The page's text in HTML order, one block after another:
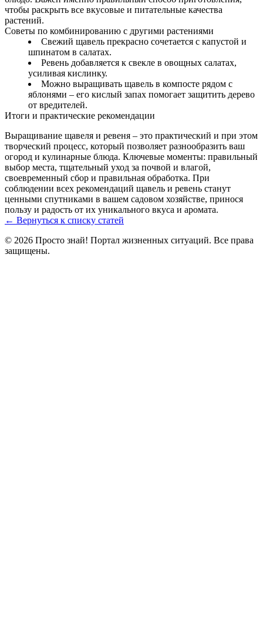
чтобы раскрыть все вкусовые и питательные качества
растений.
Советы по комбинированию с другими растениями
Свежий щавель прекрасно сочетается с капустой и
шпинатом в салатах.
Ревень добавляется к свекле в овощных салатах,
усиливая кислинку.
Можно выращивать щавель в компосте рядом с
яблонями – его кислый запах помогает защитить дерево
от вредителей.
Итоги и практические рекомендации
Выращивание щавеля и ревеня – это практический и при этом
творческий процесс, который позволяет разнообразить ваш
огород и кулинарные блюда. Ключевые моменты: правильный
выбор места, тщательный уход за почвой и влагой,
своевременный сбор и правильная обработка. При
соблюдении всех рекомендаций щавель и ревень станут
ценными спутниками в вашем садовом хозяйстве, принося
пользу и радость от их уникального вкуса и аромата.
← Вернуться к списку статей
© 2026 Просто знай! Портал жизненных ситуаций. Все права
защищены.